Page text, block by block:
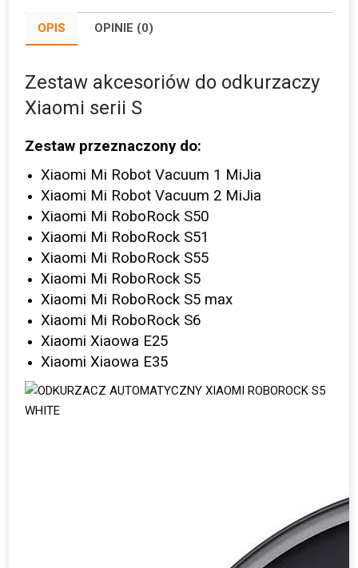
OPIS OPINIE (0)
Zestaw akcesoriów do odkurzaczy
Xiaomi serii S
Zestaw przeznaczony do:
Xiaomi Mi Robot Vacuum 1 MiJia
Xiaomi Mi Robot Vacuum 2 MiJia
Xiaomi Mi RoboRock S50
Xiaomi Mi RoboRock S51
Xiaomi Mi RoboRock S55
Xiaomi Mi RoboRock S5
Xiaomi Mi RoboRock S5 max
Xiaomi Mi RoboRock S6
Xiaomi Xiaowa E25
Xiaomi Xiaowa E35